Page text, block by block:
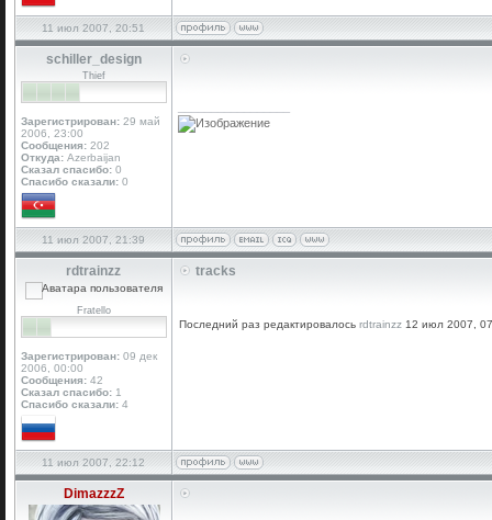
11 июл 2007, 20:51
schiller_design
Thief
Зарегистрирован: 29 май
2006, 23:00
Сообщения: 202
Откуда: Azerbaijan
Сказал спасибо: 0
Спасибо сказали: 0
11 июл 2007, 21:39
rdtrainzz
Fratello
Зарегистрирован: 09 дек
2006, 00:00
Сообщения: 42
Сказал спасибо: 1
Спасибо сказали: 4
tracks
Последний раз редактировалось rdtrainzz 12 июл 2007,
11 июл 2007, 22:12
DimazzzZ